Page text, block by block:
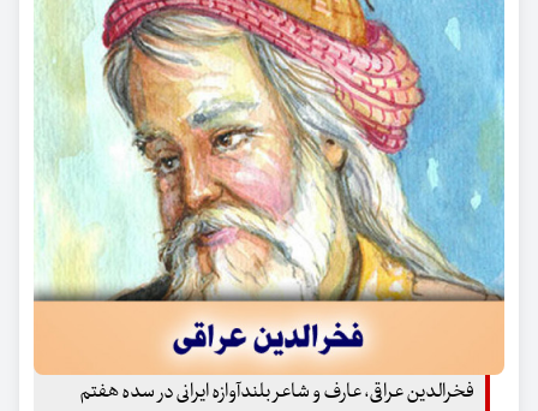
فخرالدین عراقی، عارف و شاعر بلندآوازه ایرانی در سده هفتم